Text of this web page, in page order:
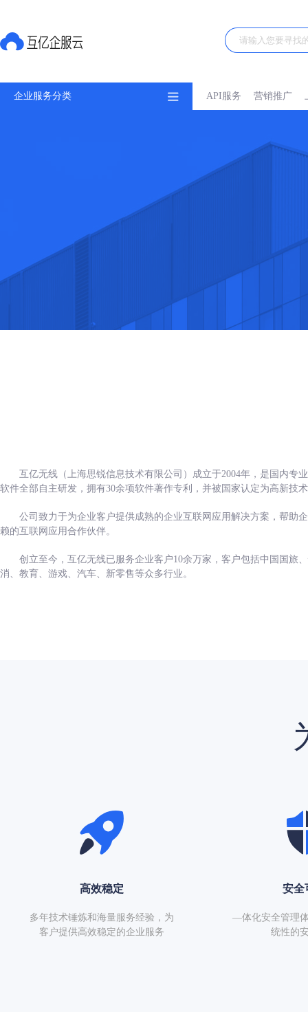
企业服务分类 API服务 营销推广
互亿无线（上海思锐信息技术有限公司）成立于2004年，是国内
软件全部自主研发，拥有30余项软件著作专利，并被国家认定为高新技
公司致力于为企业客户提供成熟的企业互联网应用解决方案，帮助
赖的互联网应用合作伙伴。
创立至今，互亿无线已服务企业客户10余万家，客户包括中国国旅
消、教育、游戏、汽车、新零售等众多行业。
高效稳定
多年技术锤炼和海量服务经验，为
客户提供高效稳定的企业服务
安全
—体化安全管理
统性的